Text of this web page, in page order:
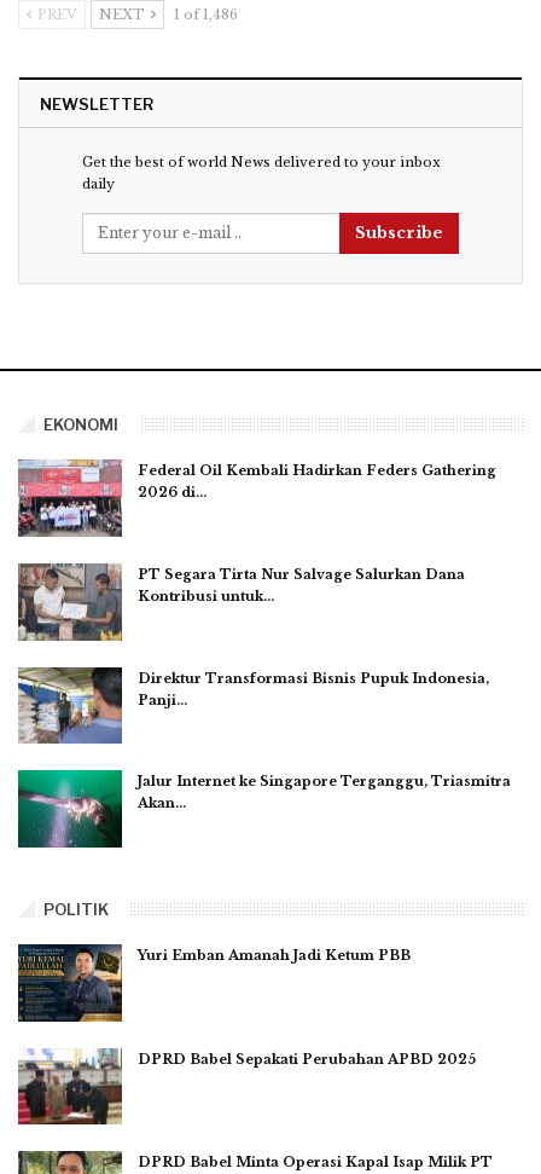
PREV NEXT 1 of 1,486
NEWSLETTER
Get the best of world News delivered to your inbox
daily
Subscribe
EKONOMI
Federal Oil Kembali Hadirkan Feders Gathering
2026 di…
PT Segara Tirta Nur Salvage Salurkan Dana
Kontribusi untuk…
Direktur Transformasi Bisnis Pupuk Indonesia,
Panji…
Jalur Internet ke Singapore Terganggu, Triasmitra
Akan…
POLITIK
Yuri Emban Amanah Jadi Ketum PBB
DPRD Babel Sepakati Perubahan APBD 2025
DPRD Babel Minta Operasi Kapal Isap Milik PT